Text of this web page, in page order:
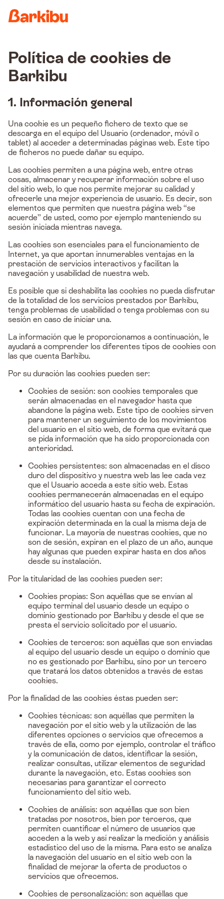
Política de cookies de
Barkibu
1. Información general
Una cookie es un pequeño fichero de texto que se
descarga en el equipo del Usuario (ordenador, móvil o
tablet) al acceder a determinadas páginas web. Este tipo
de ficheros no puede dañar su equipo.
Las cookies permiten a una página web, entre otras
cosas, almacenar y recuperar información sobre el uso
del sitio web, lo que nos permite mejorar su calidad y
ofrecerle una mejor experiencia de usuario. Es decir, son
elementos que permiten que nuestra página web “se
acuerde” de usted, como por ejemplo manteniendo su
sesión iniciada mientras navega.
Las cookies son esenciales para el funcionamiento de
Internet, ya que aportan innumerables ventajas en la
prestación de servicios interactivos y facilitan la
navegación y usabilidad de nuestra web.
Es posible que si deshabilita las cookies no pueda disfrutar
de la totalidad de los servicios prestados por Barkibu,
tenga problemas de usabilidad o tenga problemas con su
sesión en caso de iniciar una.
La información que le proporcionamos a continuación, le
ayudará a comprender los diferentes tipos de cookies con
las que cuenta Barkibu.
Por su duración las cookies pueden ser:
Cookies de sesión: son cookies temporales que
serán almacenadas en el navegador hasta que
abandone la página web. Este tipo de cookies sirven
para mantener un seguimiento de los movimientos
del usuario en el sitio web, de forma que evitará que
se pida información que ha sido proporcionada con
anterioridad.
Cookies persistentes: son almacenadas en el disco
duro del dispositivo y nuestra web las lee cada vez
que el Usuario acceda a este sitio web. Estas
cookies permanecerán almacenadas en el equipo
informático del usuario hasta su fecha de expiración.
Todas las cookies cuentan con una fecha de
expiración determinada en la cual la misma deja de
funcionar. La mayoría de nuestras cookies, que no
son de sesión, expiran en el plazo de un año, aunque
hay algunas que pueden expirar hasta en dos años
desde su instalación.
Por la titularidad de las cookies pueden ser:
Cookies propias: Son aquéllas que se envían al
equipo terminal del usuario desde un equipo o
dominio gestionado por Barkibu y desde el que se
presta el servicio solicitado por el usuario.
Cookies de terceros: son aquéllas que son enviadas
al equipo del usuario desde un equipo o dominio que
no es gestionado por Barkibu, sino por un tercero
que tratará los datos obtenidos a través de estas
cookies.
Por la finalidad de las cookies éstas pueden ser:
Cookies técnicas: son aquéllas que permiten la
navegación por el sitio web y la utilización de las
diferentes opciones o servicios que ofrecemos a
través de ella, como por ejemplo, controlar el tráfico
y la comunicación de datos, identificar la sesión,
realizar consultas, utilizar elementos de seguridad
durante la navegación, etc. Estas cookies son
necesarias para garantizar el correcto
funcionamiento del sitio web.
Cookies de análisis: son aquéllas que son bien
tratadas por nosotros, bien por terceros, que
permiten cuantificar el número de usuarios que
acceden a la web y así realizar la medición y análisis
estadístico del uso de la misma. Para esto se analiza
la navegación del usuario en el sitio web con la
finalidad de mejorar la oferta de productos o
servicios que ofrecemos.
Cookies de personalización: son aquéllas que